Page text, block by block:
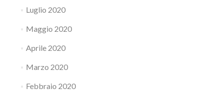
Luglio 2020
Maggio 2020
Aprile 2020
Marzo 2020
Febbraio 2020